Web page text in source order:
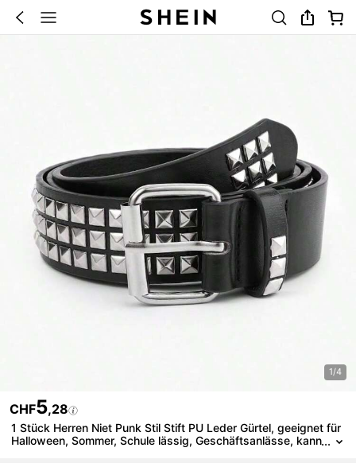
1/4
CHF5,28
1 Stück Herren Niet Punk Stil Stift PU Leder Gürtel, geeignet für
Halloween, Sommer, Schule lässig, Geschäftsanlässe, kann